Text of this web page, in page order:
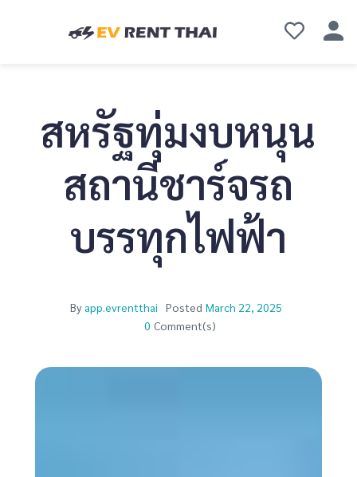
สหรัฐทุ่มงบหนุน
สถานีชาร์จรถ
บรรทุกไฟฟ้า
By app.evrentthai Posted March 22, 2025
0 Comment(s)